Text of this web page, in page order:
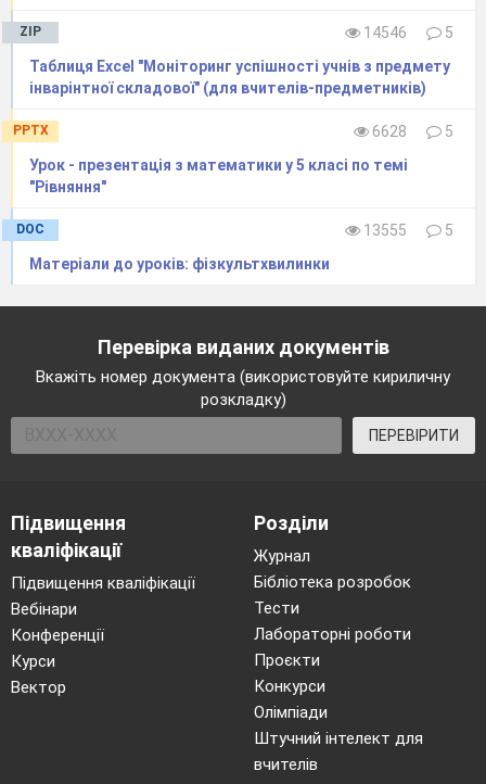
залишить жодної травинки, пташки,
вчиться робити не тільки висновки, а
на уроках математики
відбувається під час розв'язування та
Ставлячи дидактичну мету
вчитель
добирає завдання виховного змісту.
Мета екологічного виховання учнів
саме:
формування в учнів розуміння
необхідної гармонії людини з
природою;
(зокрема рідного краю);
виховання почуття
відповідальності за природу як
національне багатство, основу
життя на землі;
формування готовності до
активної екологічної діяльності;
формування основ глобального
екологічного мислення.
ZIP 14546
5
Таблиця Excel "Моніторинг успішності учнів з предмету
інварінтної складової" (для вчителів-предметників)
PPTX 6628
5
Урок - презентація з математики у 5 класі по темі
"Рівняння"
DOC 13555
5
Матеріали до уроків: фізкультхвилинки
Перевірка виданих документів
Вкажіть номер документа (використовуйте кириличну
розкладку)
ПЕРЕВІРИТИ
Підвищення
кваліфікації
Підвищення кваліфікації
Вебінари
Конференції
Курси
Вектор
Розділи
Журнал
Бібліотека розробок
Тести
Лабораторні роботи
Проєкти
Конкурси
Олімпіади
Штучний інтелект для
вчителів